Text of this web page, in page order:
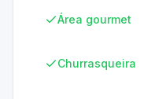
Área gourmet
Churrasqueira